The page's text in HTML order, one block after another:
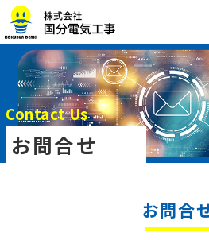
Contact Us
お問合せ
お問合